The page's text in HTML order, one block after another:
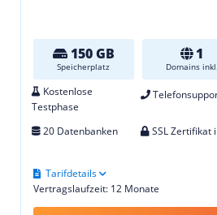
150 GB
Speicherplatz
1
Domains inkl.
Kostenlose
Testphase
20 Datenbanken SSL Zertifikat
Vertragslaufzeit: 12 Monate
Tarifdetails